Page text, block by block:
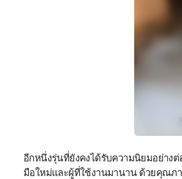
อีกหนึ่งรุ่นที่ยังคงได้รับความนิยมอย่างต่
มือใหม่และผู้ที่ใช้งานมานาน ด้วยคุณภ